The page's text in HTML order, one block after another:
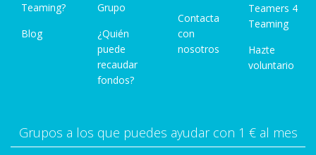
Teaming?
Blog
Grupo
¿Quién
puede
recaudar
fondos?
Contacta
con
nosotros
Teamers 4
Teaming
Hazte
voluntario
Grupos a los que puedes ayudar con 1 € al mes